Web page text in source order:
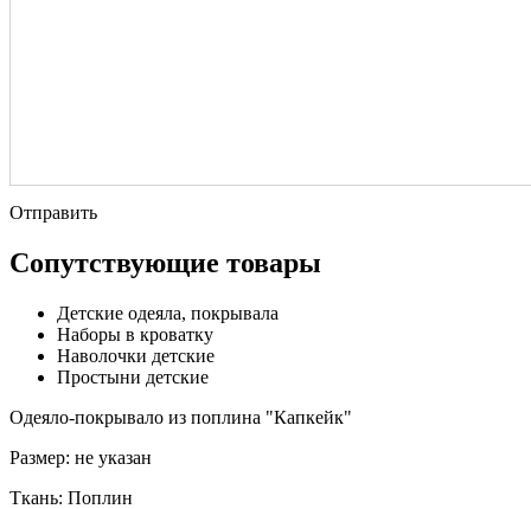
Отправить
Сопутствующие товары
Детские одеяла, покрывала
Наборы в кроватку
Наволочки детские
Простыни детские
Одеяло-покрывало из поплина "Капкейк"
Размер: не указан
Ткань: Поплин